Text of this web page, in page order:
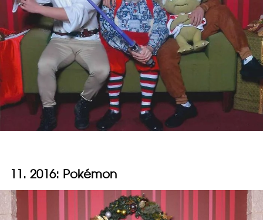
11. 2016: Pokémon